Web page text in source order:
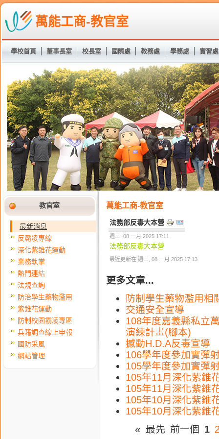
萬能工商-教官室
學校首頁 董事長室 校長室 國際處 教務處 學務處 實習處
教官室
最新消息
反霸凌專線
深化紫錐花運動
業務執掌
熱門連結
法規查詢
防治學生藥物濫用
紫錐花運動
防制校園霸凌專區
兵籍調查線上申報
國防采風
網站管理
萬能工商-教官室
法務部反毒大本營
週三, 08 一月 2025 17:11
法務部反毒大本營
最近更新在 週三, 08 一月 2025 17:13
更多文章...
防制學生藥物濫用相
交通安全宣導
108年度嘉義縣私立
演練計畫(腳本)
撼動H.D.A反毒宣導
106學年度參加實彈
105學年度參加實彈
105年11月深化紫錐
105年11月深化紫錐
105年10月深化紫錐
105年10月深化紫錐
« 最先 前一個 1